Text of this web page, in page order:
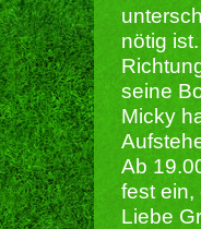
nötig ist.
seine
Micky
Ab
fest ein,
Liebe